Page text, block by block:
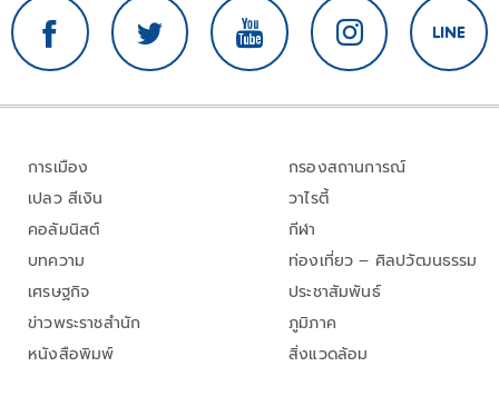
การเมือง
เปลว สีเงิน
คอลัมนิสต์
บทความ
เศรษฐกิจ
ข่าวพระราชสำนัก
หนังสือพิมพ์
กรองสถานการณ์
วาไรตี้
กีฬา
ท่องเที่ยว – ศิลปวัฒนธรรม
ประชาสัมพันธ์
ภูมิภาค
สิ่งแวดล้อม